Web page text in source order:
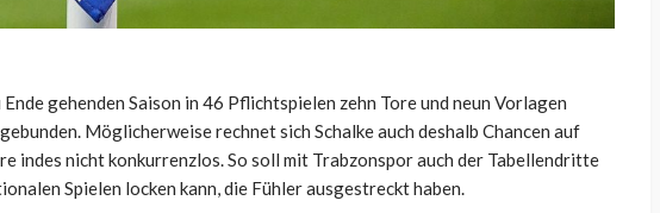
gehenden Saison in 46 Pflichtspielen zehn Tore und neun Vorlagen
Möglicherweise rechnet sich Schalke auch deshalb Chancen auf
indes nicht konkurrenzlos. So soll mit Trabzonspor auch der Tabellendritte
Spielen locken kann, die Fühler ausgestreckt haben.